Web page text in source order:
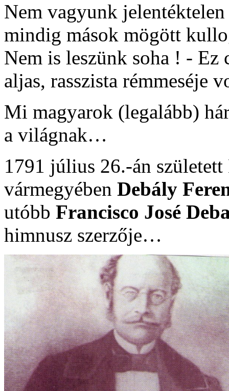
Nem vagyunk
mindig mások mögött
Nem is leszünk soha ! - Ez
aljas, rasszista rémmeséje
Mi magyarok (legalább)
a világnak…
1791 július 26.-án
vármegyében Debály
utóbb Francisco José
himnusz szerzője…